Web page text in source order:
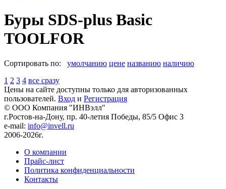
Буры SDS-plus Basic
TOOLFOR
Сортировать по: умолчанию цене названию наличию
1 2 3 4 все сразу
Цены на сайте доступны только для авторизованных
пользователей. Вход и Регистрация
© ООО Компания "ИНВэлл"
г.Ростов-на-Дону, пр. 40-летия Победы, 85/5 Офис 3
e-mail: info@invell.ru
2006-2026г.
О компании
Прайс-лист
Политика конфиденциальности
Контакты